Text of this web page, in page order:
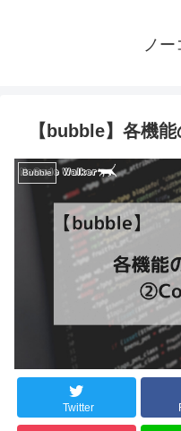
ノー
【bubble】各機
Bubble
Twitter